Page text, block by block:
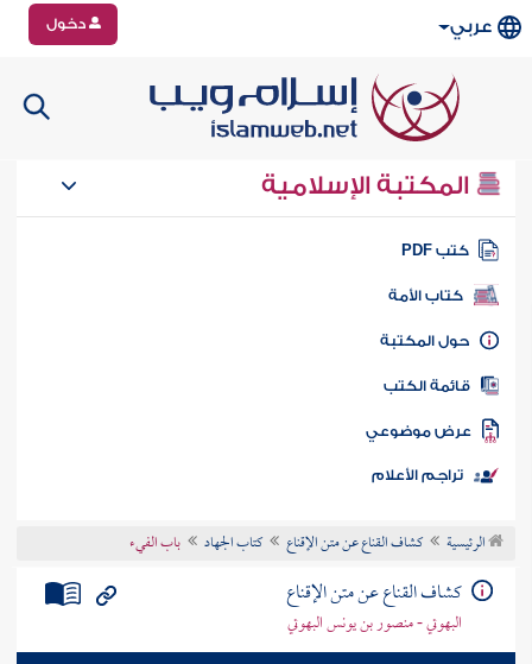
عربي دخول
المكتبة الإسلامية
كتب PDF
كتاب الأمة
المكتبة
الكتب
موضوعي
تراجم الأعلام
الرئيسية كشاف القناع عن متن الإقناع كتاب الجهاد باب الفيء
كشاف القناع عن متن الإقناع
البهوتي - منصور بن يونس البهوتي